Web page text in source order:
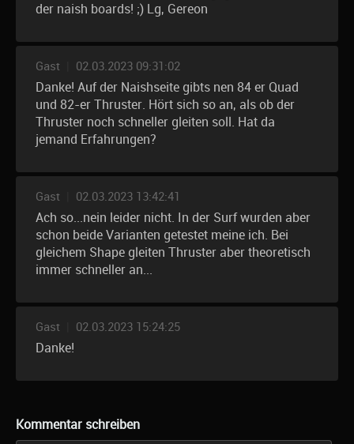
der naish boards! ;) Lg, Gereon
Gast 02.03.2023 09:31:02
Danke! Auf der Naishseite gibts nen 84 er Quad
und 82-er Thruster. Hört sich so an, als ob der
Thruster noch schneller gleiten soll. Hat da
jemand Erfahrungen?
Gast 02.03.2023 13:42:41
Ach so...nein leider nicht. In der Surf wurden aber
schon beide Varianten getestet meine ich. Bei
gleichem Shape gleiten Thruster aber theoretisch
immer schneller an...
Gast 02.03.2023 15:24:25
Danke!
Kommentar schreiben